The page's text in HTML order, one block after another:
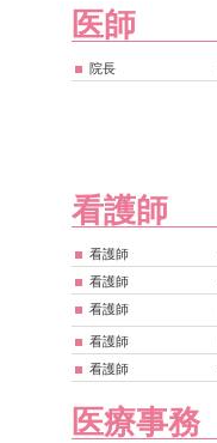
医師
院長
看護師
看護師
看護師
看護師
看護師
看護師
医療事務